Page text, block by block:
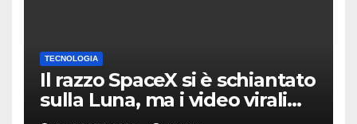
TECNOLOGIA
Il razzo SpaceX si è schiantato
sulla Luna, ma i video virali